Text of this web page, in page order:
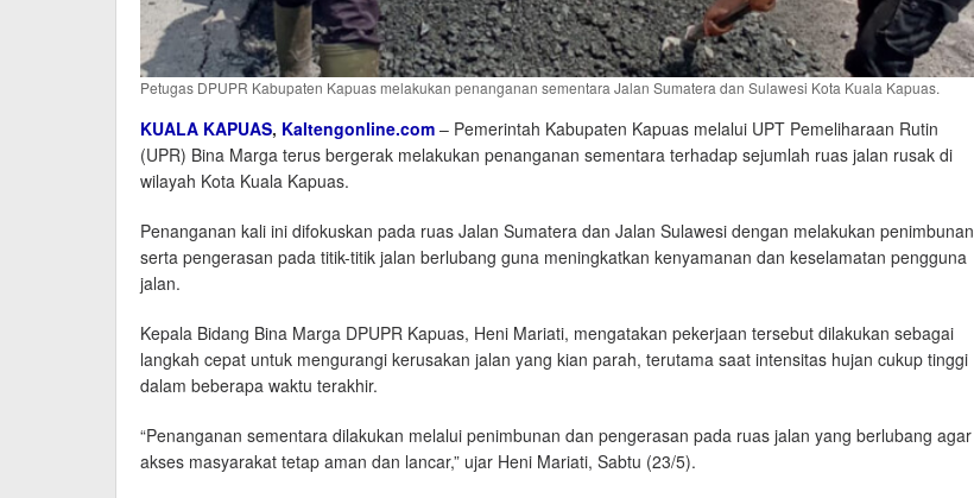
Petugas DPUPR Kabupaten Kapuas melakukan penanganan sementara Jalan Sumatera dan Sulawesi Kota Kuala Kapuas.
KUALA KAPUAS, Kaltengonline.com – Pemerintah Kabupaten Kapuas melalui UPT Pemeliharaan Rutin
(UPR) Bina Marga terus bergerak melakukan penanganan sementara terhadap sejumlah ruas jalan rusak di
wilayah Kota Kuala Kapuas.
Penanganan kali ini difokuskan pada ruas Jalan Sumatera dan Jalan Sulawesi dengan melakukan penimbunan
serta pengerasan pada titik-titik jalan berlubang guna meningkatkan kenyamanan dan keselamatan pengguna
jalan.
Kepala Bidang Bina Marga DPUPR Kapuas, Heni Mariati, mengatakan pekerjaan tersebut dilakukan sebagai
langkah cepat untuk mengurangi kerusakan jalan yang kian parah, terutama saat intensitas hujan cukup tinggi
dalam beberapa waktu terakhir.
“Penanganan sementara dilakukan melalui penimbunan dan pengerasan pada ruas jalan yang berlubang agar
akses masyarakat tetap aman dan lancar,” ujar Heni Mariati, Sabtu (23/5).